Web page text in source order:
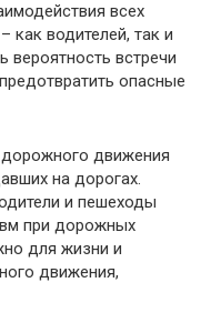
всех
как водителей, так и
вероятность встречи
опасные
движения
на дорогах.
и пешеходы
при дорожных
для жизни и
движения,